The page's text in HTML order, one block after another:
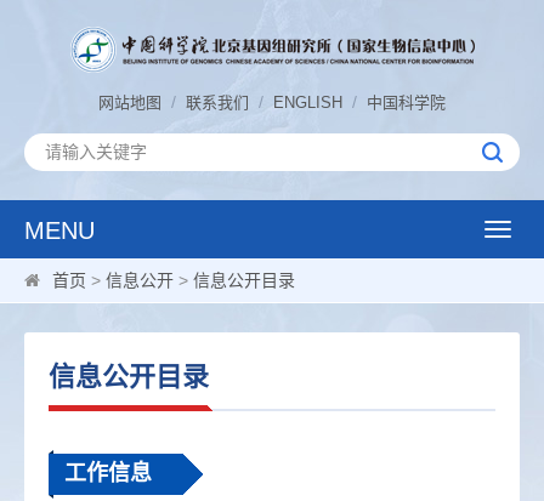
网站地图 / 联系我们 / ENGLISH / 中国科学院
MENU
Toggle
首页 > 信息公开 > 信息公开目录
信息公开目录
工作信息